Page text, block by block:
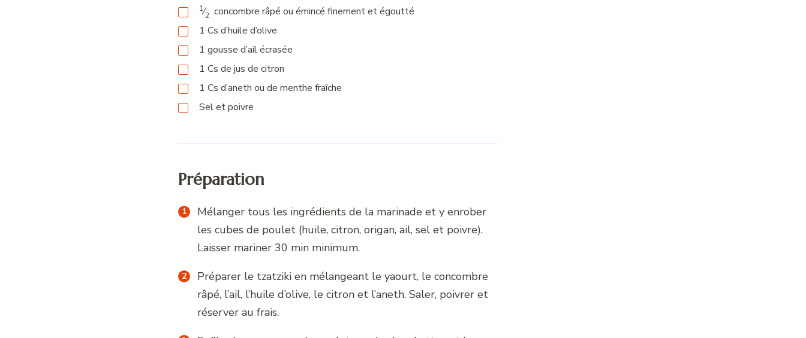
1⁄2 concombre râpé ou émincé finement et égoutté
1 Cs d’huile d’olive
1 gousse d’ail écrasée
1 Cs de jus de citron
1 Cs d’aneth ou de menthe fraîche
Sel et poivre
Préparation
Mélanger tous les ingrédients de la marinade et y enrober
les cubes de poulet (huile, citron, origan, ail, sel et poivre).
Laisser mariner 30 min minimum.
Préparer le tzatziki en mélangeant le yaourt, le concombre
râpé, l’ail, l’huile d’olive, le citron et l’aneth. Saler, poivrer et
réserver au frais.